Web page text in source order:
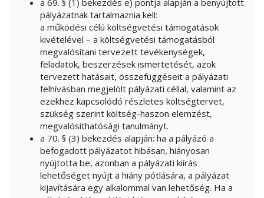
a 69. § (1) bekezdés e) pontja alapján a benyújtott
pályázatnak tartalmaznia kell:
a működési célú költségvetési támogatások
kivételével – a költségvetési támogatásból
megvalósítani tervezett tevékenységek,
feladatok, beszerzések ismertetését, azok
tervezett hatásait, összefüggéseit a pályázati
felhívásban megjelölt pályázati céllal, valamint az
ezekhez kapcsolódó részletes költségtervet,
szükség szerint költség-haszon elemzést,
megvalósíthatósági tanulmányt.
a 70. § (3) bekezdés alapján: ha a pályázó a
befogadott pályázatot hibásan, hiányosan
nyújtotta be, azonban a pályázati kiírás
lehetőséget nyújt a hiány pótlására, a pályázat
kijavítására egy alkalommal van lehetőség. Ha a